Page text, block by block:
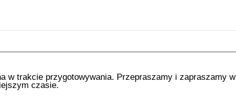
w trakcie przygotowywania. Przepraszamy i zapraszamy w
czasie.